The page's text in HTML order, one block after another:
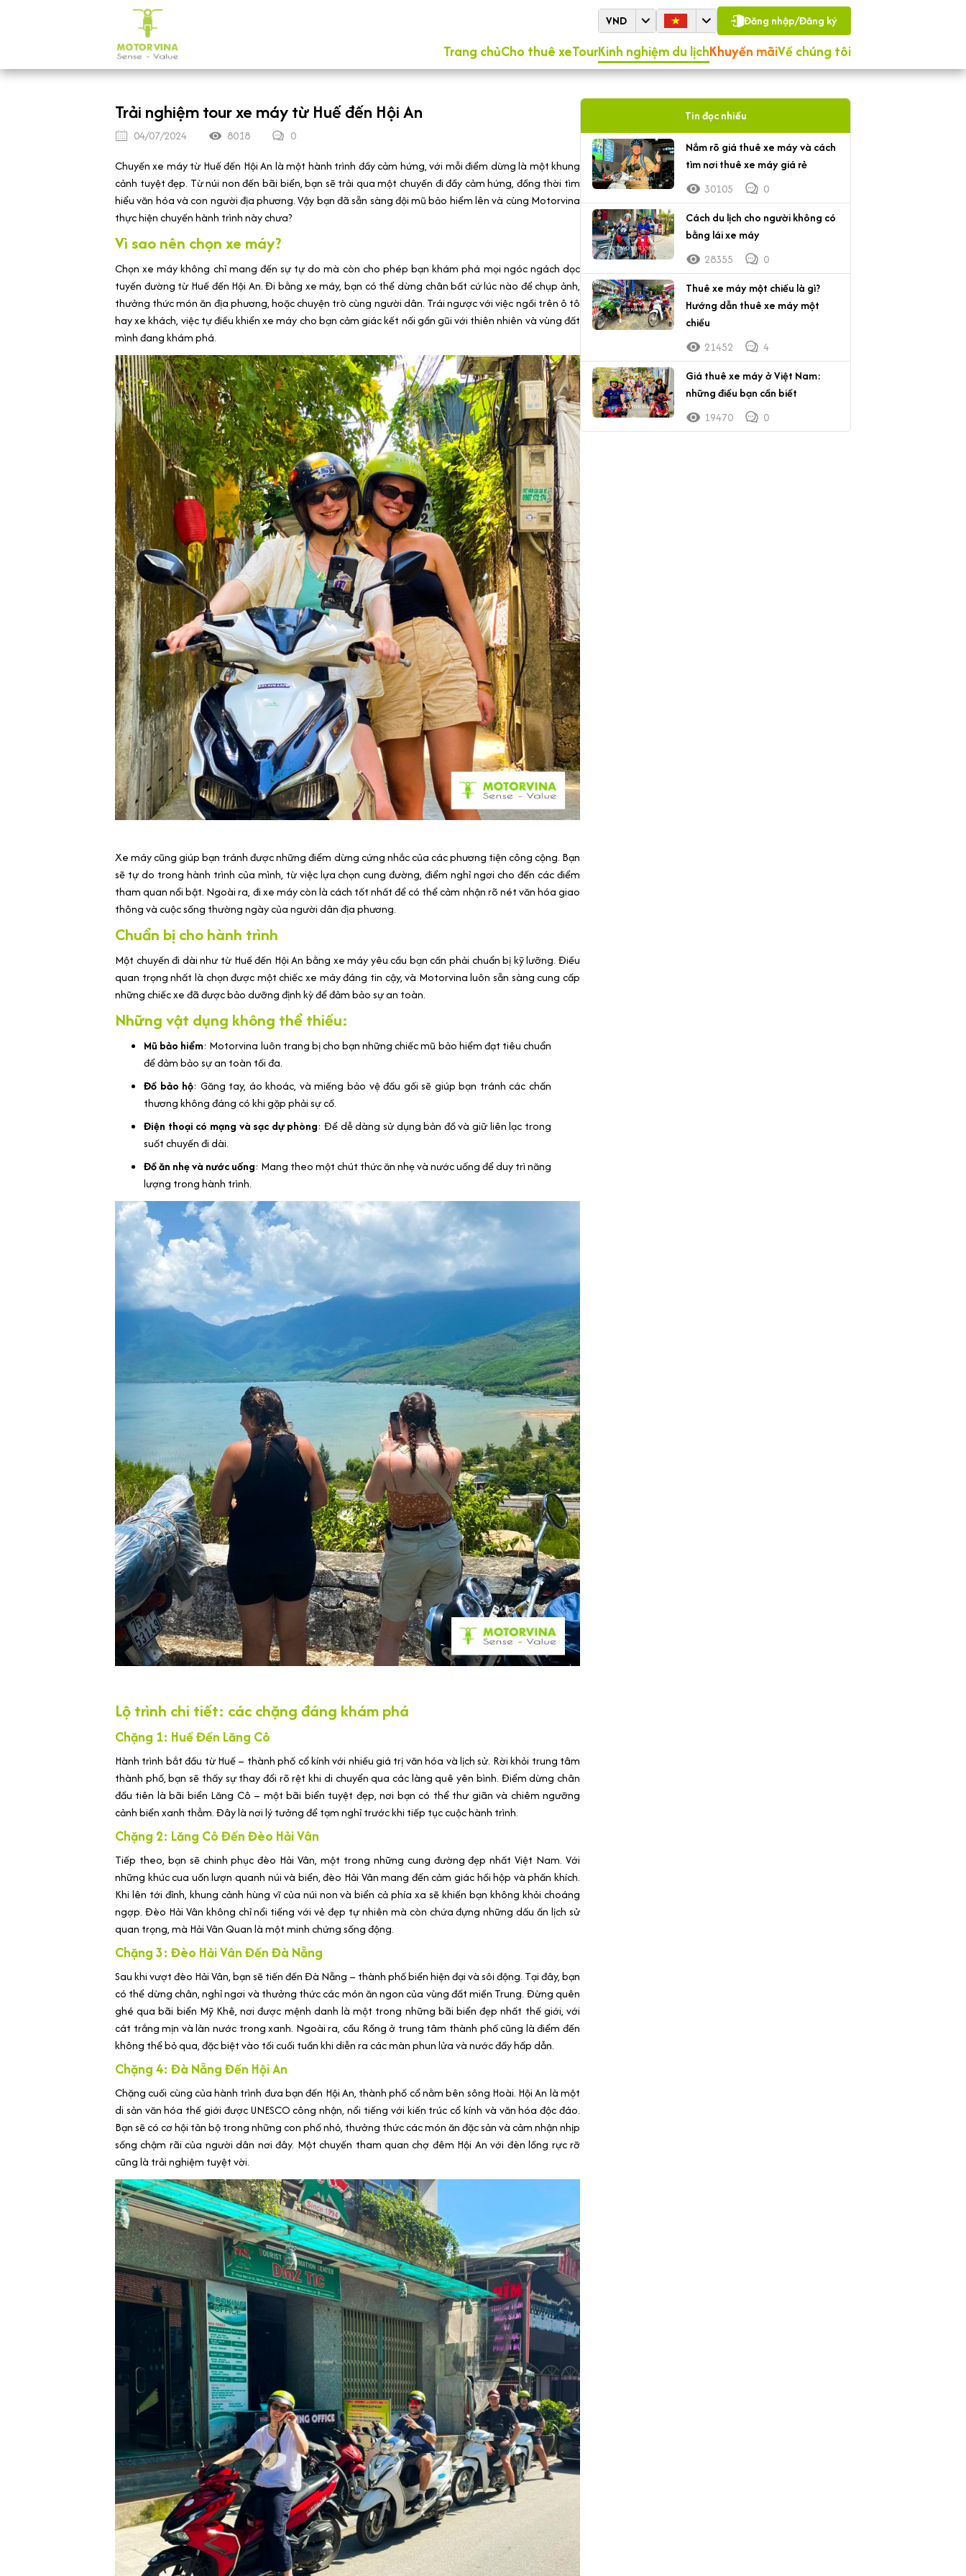
VND Đăng nhập/Đăng ký
Trang chủCho thuê xeTourKinh nghiệm du lịchKhuyến mãiVề chúng tôi
Trải nghiệm tour xe máy từ Huế đến Hội An
04/07/2024 8018
0
Chuyến xe máy từ Huế đến Hội An là một hành trình đầy cảm hứng, với mỗi điểm dừng là một khung
cảnh tuyệt đẹp. Từ núi non đến bãi biển, bạn sẽ trải qua một chuyến đi đầy cảm hứng, đồng thời tìm
hiểu văn hóa và con người địa phương. Vậy bạn đã sẵn sàng đội mũ bảo hiểm lên và cùng Motorvina
thực hiện chuyến hành trình này chưa?
Vì sao nên chọn xe máy?
Chọn xe máy không chỉ mang đến sự tự do mà còn cho phép bạn khám phá mọi ngóc ngách dọc
tuyến đường từ Huế đến Hội An. Đi bằng xe máy, bạn có thể dừng chân bất cứ lúc nào để chụp ảnh,
thưởng thức món ăn địa phương, hoặc chuyện trò cùng người dân. Trái ngược với việc ngồi trên ô tô
hay xe khách, việc tự điều khiển xe máy cho bạn cảm giác kết nối gần gũi với thiên nhiên và vùng đất
mình đang khám phá.
Xe máy cũng giúp bạn tránh được những điểm dừng cứng nhắc của các phương tiện công cộng. Bạn
sẽ tự do trong hành trình của mình, từ việc lựa chọn cung đường, điểm nghỉ ngơi cho đến các điểm
tham quan nổi bật. Ngoài ra, đi xe máy còn là cách tốt nhất để có thể cảm nhận rõ nét văn hóa giao
thông và cuộc sống thường ngày của người dân địa phương.
Chuẩn bị cho hành trình
Một chuyến đi dài như từ Huế đến Hội An bằng xe máy yêu cầu bạn cần phải chuẩn bị kỹ lưỡng. Điều
quan trọng nhất là chọn được một chiếc xe máy đáng tin cậy, và Motorvina luôn sẵn sàng cung cấp
những chiếc xe đã được bảo dưỡng định kỳ để đảm bảo sự an toàn.
Những vật dụng không thể thiếu:
Mũ bảo hiểm: Motorvina luôn trang bị cho bạn những chiếc mũ bảo hiểm đạt tiêu chuẩn
để đảm bảo sự an toàn tối đa.
Đồ bảo hộ: Găng tay, áo khoác, và miếng bảo vệ đầu gối sẽ giúp bạn tránh các chấn
thương không đáng có khi gặp phải sự cố.
Điện thoại có mạng và sạc dự phòng: Để dễ dàng sử dụng bản đồ và giữ liên lạc trong
suốt chuyến đi dài.
Đồ ăn nhẹ và nước uống: Mang theo một chút thức ăn nhẹ và nước uống để duy trì năng
lượng trong hành trình.
Lộ trình chi tiết: các chặng đáng khám phá
Chặng 1: Huế Đến Lăng Cô
Hành trình bắt đầu từ Huế – thành phố cổ kính với nhiều giá trị văn hóa và lịch sử. Rời khỏi trung tâm
thành phố, bạn sẽ thấy sự thay đổi rõ rệt khi di chuyển qua các làng quê yên bình. Điểm dừng chân
đầu tiên là bãi biển Lăng Cô – một bãi biển tuyệt đẹp, nơi bạn có thể thư giãn và chiêm ngưỡng
cảnh biển xanh thẳm. Đây là nơi lý tưởng để tạm nghỉ trước khi tiếp tục cuộc hành trình.
Chặng 2: Lăng Cô Đến Đèo Hải Vân
Tiếp theo, bạn sẽ chinh phục đèo Hải Vân, một trong những cung đường đẹp nhất Việt Nam. Với
những khúc cua uốn lượn quanh núi và biển, đèo Hải Vân mang đến cảm giác hồi hộp và phấn khích.
Khi lên tới đỉnh, khung cảnh hùng vĩ của núi non và biển cả phía xa sẽ khiến bạn không khỏi choáng
ngợp. Đèo Hải Vân không chỉ nổi tiếng với vẻ đẹp tự nhiên mà còn chứa đựng những dấu ấn lịch sử
quan trọng, mà Hải Vân Quan là một minh chứng sống động.
Chặng 3: Đèo Hải Vân Đến Đà Nẵng
Sau khi vượt đèo Hải Vân, bạn sẽ tiến đến Đà Nẵng – thành phố biển hiện đại và sôi động. Tại đây, bạn
có thể dừng chân, nghỉ ngơi và thưởng thức các món ăn ngon của vùng đất miền Trung. Đừng quên
ghé qua bãi biển Mỹ Khê, nơi được mệnh danh là một trong những bãi biển đẹp nhất thế giới, với
cát trắng mịn và làn nước trong xanh. Ngoài ra, cầu Rồng ở trung tâm thành phố cũng là điểm đến
không thể bỏ qua, đặc biệt vào tối cuối tuần khi diễn ra các màn phun lửa và nước đầy hấp dẫn.
Chặng 4: Đà Nẵng Đến Hội An
Chặng cuối cùng của hành trình đưa bạn đến Hội An, thành phố cổ nằm bên sông Hoài. Hội An là một
di sản văn hóa thế giới được UNESCO công nhận, nổi tiếng với kiến trúc cổ kính và văn hóa độc đáo.
Bạn sẽ có cơ hội tản bộ trong những con phố nhỏ, thưởng thức các món ăn đặc sản và cảm nhận nhịp
sống chậm rãi của người dân nơi đây. Một chuyến tham quan chợ đêm Hội An với đèn lồng rực rỡ
cũng là trải nghiệm tuyệt vời.
Tin đọc nhiều
Nắm rõ giá thuê xe máy và cách
tìm nơi thuê xe máy giá rẻ
30105
0
Cách du lịch cho người không có
bằng lái xe máy
28355
0
Thuê xe máy một chiều là gì?
Hướng dẫn thuê xe máy một
chiều
21452
4
Giá thuê xe máy ở Việt Nam:
những điều bạn cần biết
19470
0